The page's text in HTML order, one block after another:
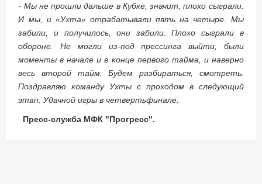
- Мы не прошли дальше в Кубке, значит, плохо сыграли.
И мы, и «Ухта» отрабатывали пять на четыре. Мы
забили, и получилось, они забили. Плохо сыграли в
обороне. Не могли из-под прессинга выйти, были
моменты в начале и в конце первого тайма, и наверно
весь второй тайм. Будем разбираться, смотреть.
Поздравляю команду Ухты с проходом в следующий
этап. Удачной игры в четвертьфинале.
Пресс-служба МФК "Прогресс".